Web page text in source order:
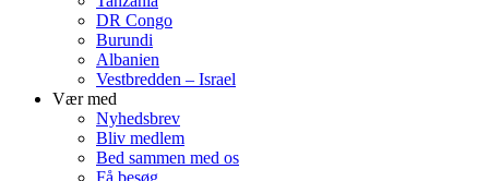
DR Congo
Burundi
Albanien
Vestbredden – Israel
Vær med
Nyhedsbrev
Bliv medlem
Bed sammen med os
Få besøg